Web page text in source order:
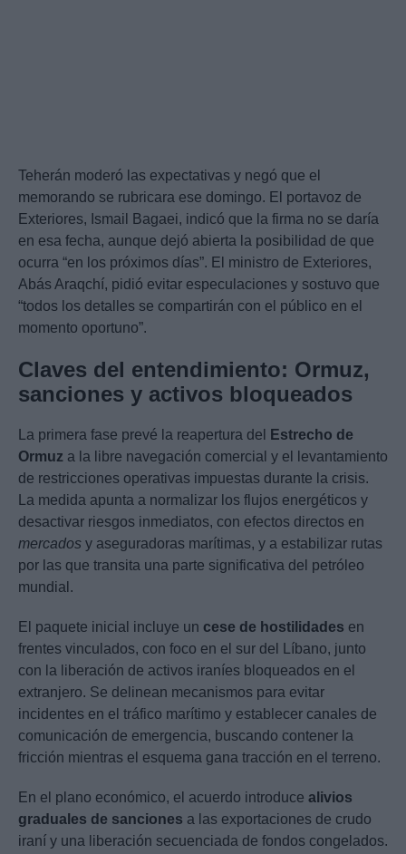
Teherán moderó las expectativas y negó que el
memorando se rubricara ese domingo. El portavoz de
Exteriores, Ismail Bagaei, indicó que la firma no se daría
en esa fecha, aunque dejó abierta la posibilidad de que
ocurra “en los próximos días”. El ministro de Exteriores,
Abás Araqchí, pidió evitar especulaciones y sostuvo que
“todos los detalles se compartirán con el público en el
momento oportuno”.
Claves del entendimiento: Ormuz,
sanciones y activos bloqueados
La primera fase prevé la reapertura del
Estrecho de
Ormuz a la libre navegación comercial y el levantamiento
de restricciones operativas impuestas durante la crisis.
La medida apunta a normalizar los flujos energéticos y
desactivar riesgos inmediatos, con efectos directos en
mercados y aseguradoras marítimas, y a estabilizar rutas
por las que transita una parte significativa del petróleo
mundial.
El paquete inicial incluye un cese de hostilidades en
frentes vinculados, con foco en el sur del Líbano, junto
con la liberación de activos iraníes bloqueados en el
extranjero. Se delinean mecanismos para evitar
incidentes en el tráfico marítimo y establecer canales de
comunicación de emergencia, buscando contener la
fricción mientras el esquema gana tracción en el terreno.
En el plano económico, el acuerdo introduce alivios
graduales de sanciones a las exportaciones de crudo
iraní y una liberación secuenciada de fondos congelados.